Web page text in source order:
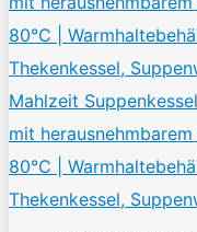
Mahlzeit
mit
80°C |
Thekenkessel,